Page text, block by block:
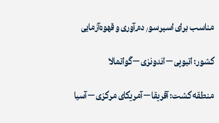
مناسب برای اسپرسو٬ دم‌آوری و قهوه‌آزمایی
کشور:اتیوپی – اندونزی – گواتمالا
منطقه کشت:آفریقا – آمریکای مرکزی – آسیا